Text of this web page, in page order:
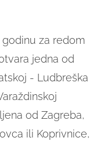
godinu za redom
jedna od
- Ludbreška
od Zagreba,
ili Koprivnice,